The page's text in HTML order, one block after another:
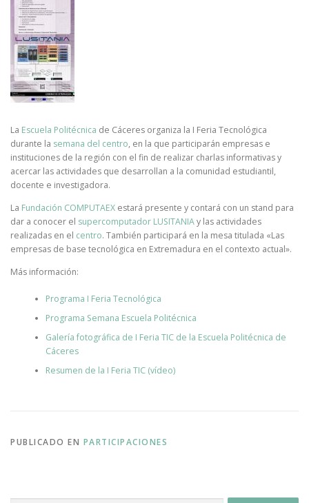
La Escuela Politécnica de Cáceres organiza la I Feria Tecnológica
durante la semana del centro, en la que participarán empresas e
instituciones de la región con el fin de realizar charlas informativas y
acercar las actividades que desarrollan a la comunidad estudiantil,
docente e investigadora.
La Fundación COMPUTAEX estará presente y contará con un stand para
dar a conocer el supercomputador LUSITANIAy las actividades
realizadas en el centro. También participará en la mesa titulada «Las
empresas de base tecnológica en Extremadura en el contexto actual».
Más información:
Programa I Feria Tecnológica
Programa Semana Escuela Politécnica
Galería fotográfica de I Feria TIC de la Escuela Politécnica de
Cáceres
Resumen de la I Feria TIC (vídeo)
PUBLICADO EN PARTICIPACIONES